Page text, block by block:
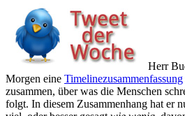
Herr
Morgen eine Timelinezusammenfassung
zusammen, über was die Menschen
folgt. In diesem Zusammenhang hat er